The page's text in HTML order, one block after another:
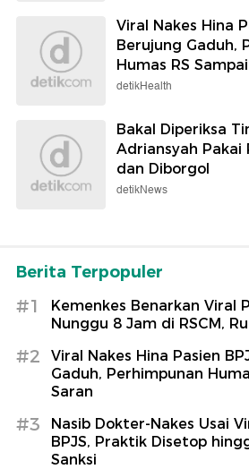
Viral Nakes Hina
Berujung Gaduh,
Humas RS
detikHealth
Bakal Diperiksa
Adriansyah Pakai
dan Diborgol
detikNews
Berita Terpopuler
#1
Kemenkes Benarkan Viral
Nunggu 8 Jam di RSCM,
#2
Viral Nakes Hina Pasien
Gaduh, Perhimpunan
Saran
#3
Nasib Dokter-Nakes Usai
BPJS, Praktik Disetop
Sanksi